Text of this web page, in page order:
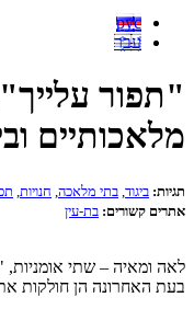
рус
עבר
"תפור
מלאכותיים
תגיות: ביגוד בתי מלאכה חנויות
אתרים קשורים: בת-עין
לאה ומאיה – שתי אומניות,
בעת האחרונה הן חולקות